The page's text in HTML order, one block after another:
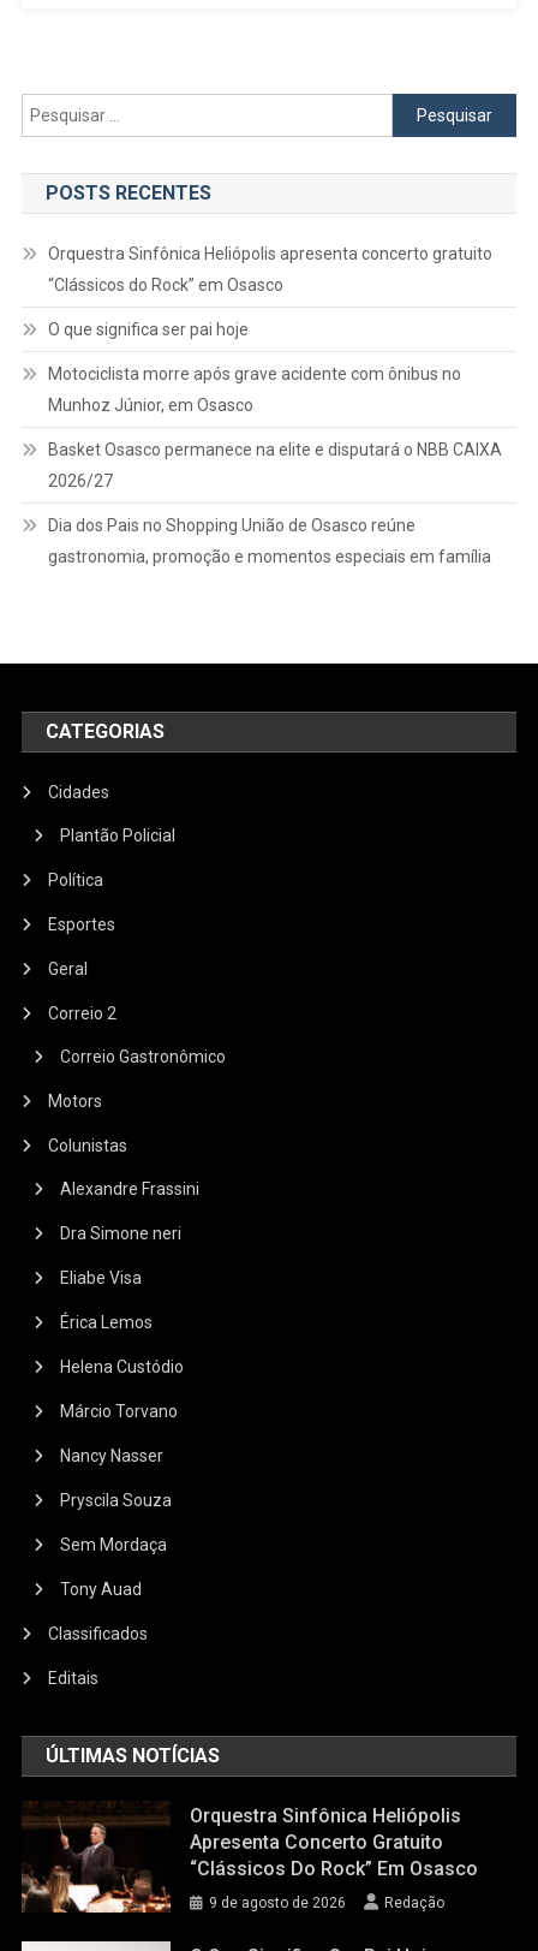
Pesquisar
por:
POSTS RECENTES
Orquestra Sinfônica Heliópolis apresenta concerto gratuito
“Clássicos do Rock” em Osasco
O que significa ser pai hoje
Motociclista morre após grave acidente com ônibus no
Munhoz Júnior, em Osasco
Basket Osasco permanece na elite e disputará o NBB CAIXA
2026/27
Dia dos Pais no Shopping União de Osasco reúne
gastronomia, promoção e momentos especiais em família
CATEGORIAS
Cidades
Plantão Policial
Política
Esportes
Geral
Correio 2
Correio Gastronômico
Motors
Colunistas
Alexandre Frassini
Dra Simone neri
Eliabe Visa
Érica Lemos
Helena Custódio
Márcio Torvano
Nancy Nasser
Pryscila Souza
Sem Mordaça
Tony Auad
Classificados
Editais
ÚLTIMAS NOTÍCIAS
Orquestra Sinfônica Heliópolis
Apresenta Concerto Gratuito
“Clássicos Do Rock” Em Osasco
9 de agosto de 2026 Redação